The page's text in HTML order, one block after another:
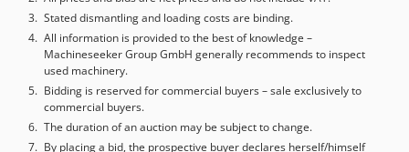
admisible en el husillo: 2500 Nm Cono del contrapunto: 80
mm Recorrido del cono: 250 mm Cono interior del
contrapunto: MK 5 Largo x Ancho x Alto Peso de la
máquina: 5500 kg Accesorios: Contrapunto Dedpegyy I Asfx
Ac Neck Portabrocas de 3 mordazas neumático con
mordazas intercambiables: 315 mm Portaherramientas de
cambio rápido "MULTIFIX" delante del punto central,
Stated dismantling and loading costs are binding.
All information is provided to the best of knowledge –
Machineseeker Group GmbH generally recommends to inspect
used machinery.
Bidding is reserved for commercial buyers – sale exclusively to
commercial buyers.
The duration of an auction may be subject to change.
By placing a bid, the prospective buyer declares herself/himself